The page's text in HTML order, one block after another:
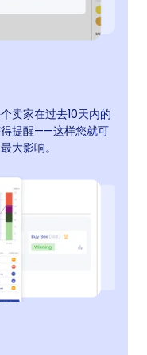
卖家在过去10天内的
得提醒——这样您就可
大影响。